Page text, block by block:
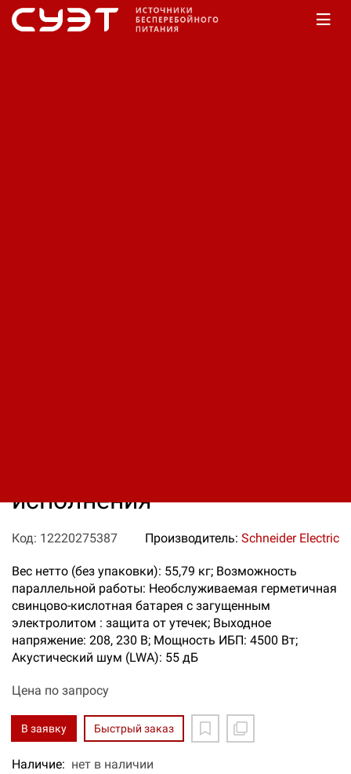
исполнения
Код: 12220275387 Производитель: Schneider Electric
Вес нетто (без упаковки): 55,79 кг; Возможность
параллельной работы: Необслуживаемая герметичная
свинцово-кислотная батарея с загущенным
электролитом : защита от утечек; Выходное
напряжение: 208, 230 В; Мощность ИБП: 4500 Вт;
Акустический шум (LWA): 55 дБ
Цена по запросу
В заявку Быстрый заказ
Наличие: нет в наличии